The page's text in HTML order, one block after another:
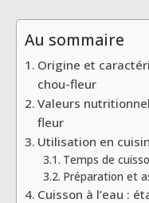
Au sommaire
Origine et
chou-fleur
Valeurs
fleur
Utilisation en
Temps de
Préparation et
Cuisson à l’eau :